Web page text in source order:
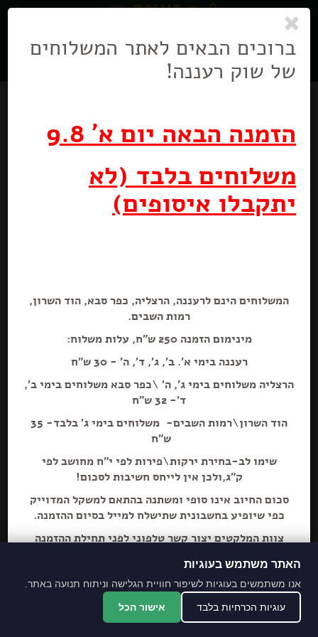
ניווט
בניווט
הוספה+
ברוכים הבאים לאתר המשלוחים
של שוק רעננה!
הזמנה הבאה יום א' 9.8
משלוחים בלבד (לא
יתקבלו איסופים)
המשלוחים הינם לרעננה, הרצליה, כפר סבא, הוד השרון,
רמות השבים.
מינימום הזמנה 250 ש"ח, עלות משלוח:
רעננה בימי א'. ב', ג', ד', ה' - 30 ש"ח
הרצליה משלוחים בימי ג', ה' \כפר סבא משלוחים בימי ב',
ד'- 32 ש"ח
הוד השרון\רמות השבים- משלוחים בימי ג' בלבד- 35
ש"ח
שימו לב-בחירת ירקות\פירות לפי י"ח מחושב לפי
ק"ג,ולכן אין לייחס חשיבות לסכום!
סכום החיוב אינו סופי ומשתנה בהתאם למשקל המדוייק
כפי שיופיע בחשבונית שתישלח למייל בסיום ההזמנה.
צוות המלקטים יצור קשר טלפוני לפני תחילת ההזמנה
מתחייבים לסחורה הכי
מובחרת!
*האתר והמקום עם נגישות מלאה לנכים.
האתר משתמש בעוגיות
אנו משתמשים בעוגיות לשיפור חוויית הגלישה וניתוח תנועה באתר.
עוגיות הכרחיות בלבד אישור הכל